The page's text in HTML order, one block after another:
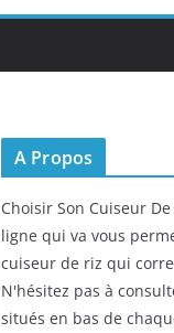
A Propos
Choisir Son Cuiseur
ligne qui va vous
cuiseur de riz qui
N'hésitez pas à
situés en bas de